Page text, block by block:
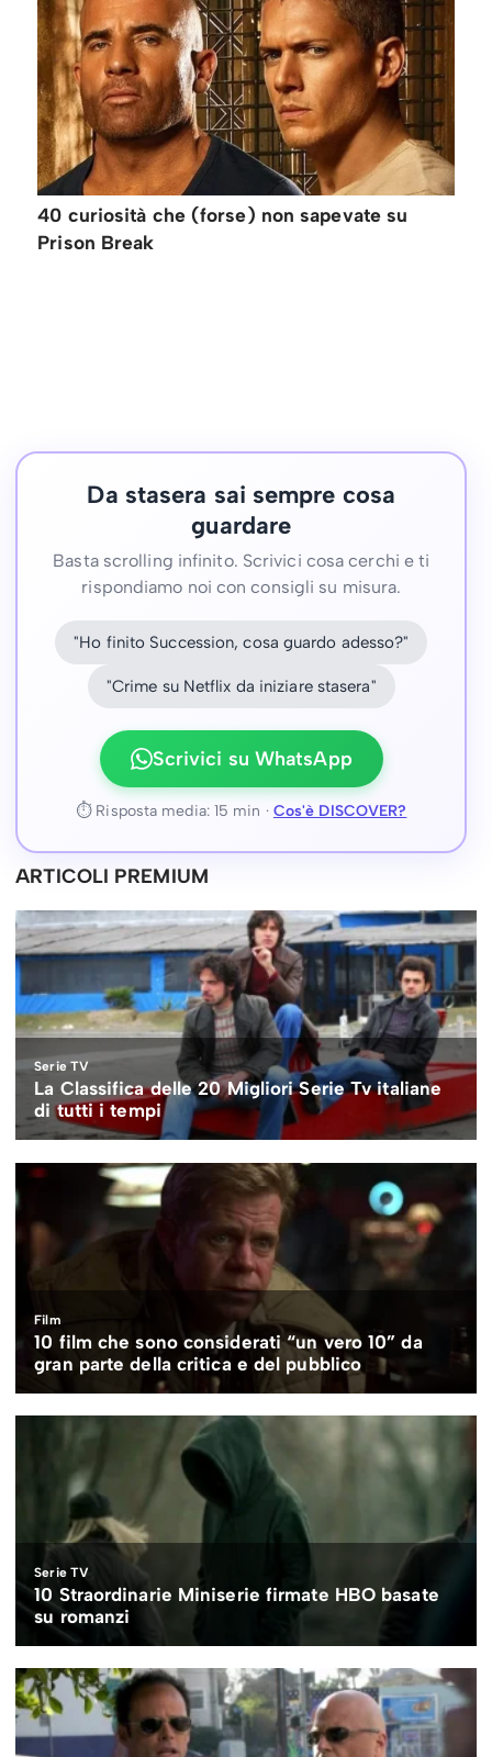
40 curiosità che (forse) non sapevate su
Prison Break
Da stasera sai sempre cosa
guardare
Basta scrolling infinito. Scrivici cosa cerchi e ti
rispondiamo noi con consigli su misura.
"Ho finito Succession, cosa guardo adesso?"
"Crime su Netflix da iniziare stasera"
Scrivici su WhatsApp
⏱ Risposta media: 15 min · Cos'è DISCOVER?
ARTICOLI PREMIUM